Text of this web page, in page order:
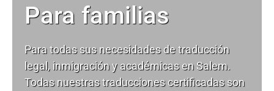
Para familias
Para todas sus necesidades detraducción
legal, inmigración y académicas en Salem.
Todas nuestras traducciones certificadas son